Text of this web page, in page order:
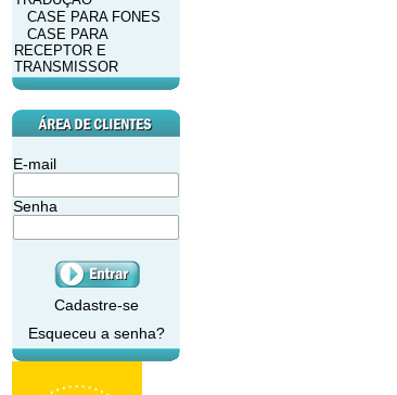
CASE PARA FONES
CASE PARA
RECEPTOR E
TRANSMISSOR
E-mail
Senha
Cadastre-se
Esqueceu a senha?